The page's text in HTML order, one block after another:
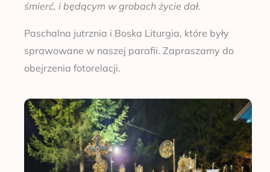
śmierć, i będącym w grobach życie dał.
Paschalna jutrznia i Boska Liturgia, które były
sprawowane w naszej parafii. Zapraszamy do
obejrzenia fotorelacji.